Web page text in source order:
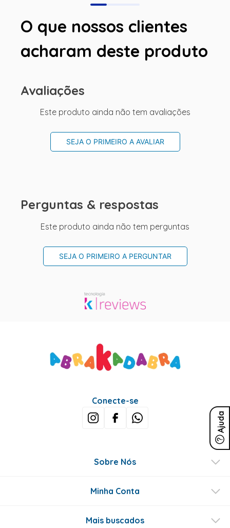
O que nossos clientes
acharam deste produto
Avaliações
Este produto ainda não tem avaliações
SEJA O PRIMEIRO A AVALIAR
Perguntas & respostas
Este produto ainda não tem perguntas
SEJA O PRIMEIRO A PERGUNTAR
Ajuda
Conecte-se
Sobre Nós
Minha Conta
Mais buscados